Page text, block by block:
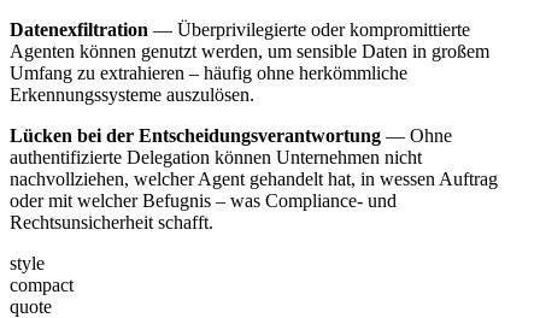
Datenexfiltration — Überprivilegierte oder kompromittierte
Agenten können genutzt werden, um sensible Daten in großem
Umfang zu extrahieren – häufig ohne herkömmliche
Erkennungssysteme auszulösen.
Lücken bei der Entscheidungsverantwortung — Ohne
authentifizierte Delegation können Unternehmen nicht
nachvollziehen, welcher Agent gehandelt hat, in wessen Auftrag
oder mit welcher Befugnis – was Compliance- und
Rechtsunsicherheit schafft.
style
compact
quote